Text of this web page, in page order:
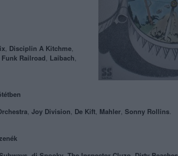
, Disciplin A Kitchme,
Railroad, Laibach,
, Joy Division, De Kift, Mahler, Sonny Rollins.